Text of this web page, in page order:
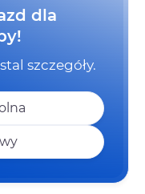
dla
szczegóły.